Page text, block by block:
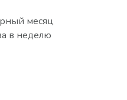
месяц
в неделю